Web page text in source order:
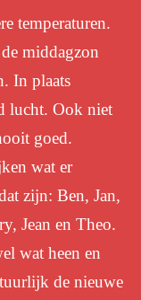
temperaturen.
middagzon
In plaats
lucht. Ook niet
goed.
wat er
zijn: Ben, Jan,
Jean en Theo.
wat heen en
de nieuwe